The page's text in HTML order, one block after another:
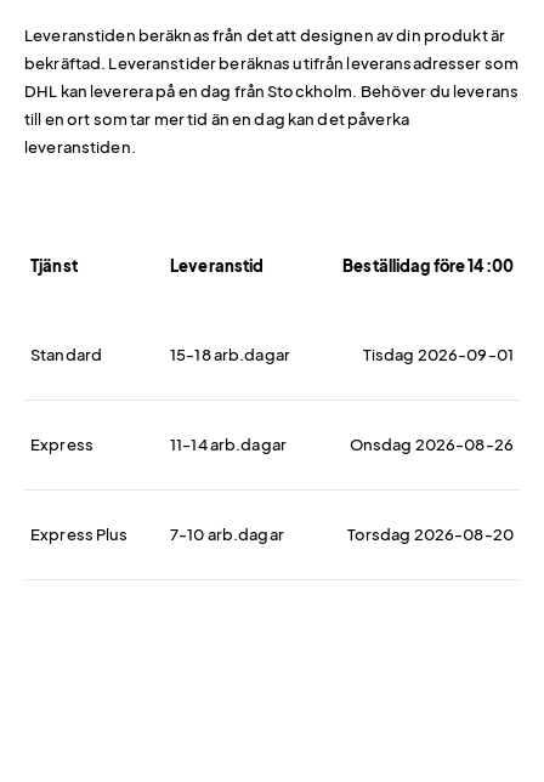
Leveranstiden beräknas från det att designen av din produkt är
bekräftad. Leveranstider beräknas utifrån leveransadresser som
DHL kan leverera på en dag från Stockholm. Behöver du leverans
till en ort som tar mer tid än en dag kan det påverka
leveranstiden.
Tjänst Leveranstid Beställidag före 14:00
Standard 15-18 arb.dagar Tisdag 2026-09-01
Express 11-14 arb.dagar Onsdag 2026-08-26
Express Plus 7-10 arb.dagar Torsdag 2026-08-20